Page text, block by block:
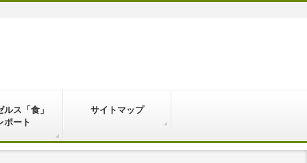
ルス「食」
ポート
サイトマップ